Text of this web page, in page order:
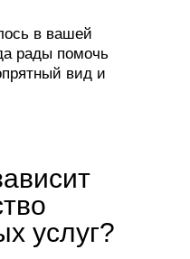
в вашей
рады помочь
вид и
услуг?